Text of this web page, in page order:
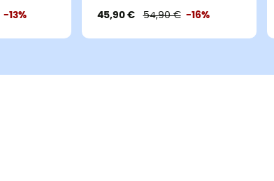
-13% 45,90 € 54,90 € -16%